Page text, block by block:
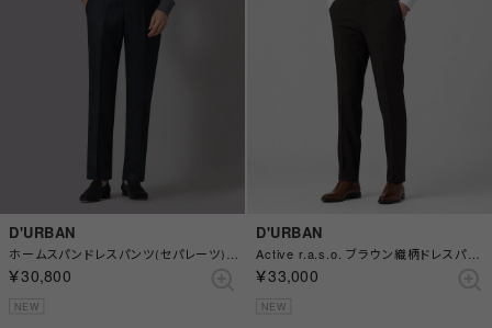
D'URBAN
￥30,800
NEW
D'URBAN
￥33,000
NEW